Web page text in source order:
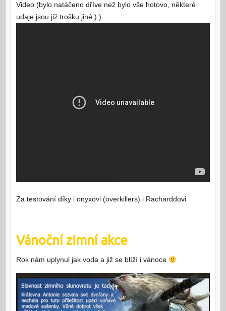
Video (bylo natáčeno dříve než bylo vše hotovo, některé
udaje jsou již trošku jiné:) )
Za testování díky i onyxovi (overkillers) i Racharddovi
Vánoční zimní akce
Rok nám uplynul jak voda a již se blíží i vánoce